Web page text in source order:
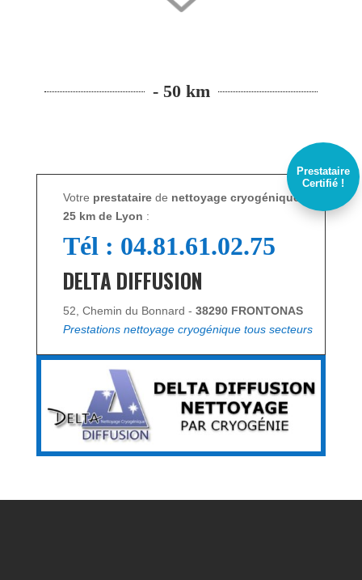
- 50 km
Prestataire
Certifié !
Votre prestataire de nettoyage cryogénique,
25 km de Lyon :
Tél : 04.81.61.02.75
DELTA DIFFUSION
52, Chemin du Bonnard - 38290 FRONTONAS
Prestations nettoyage cryogénique tous secteurs